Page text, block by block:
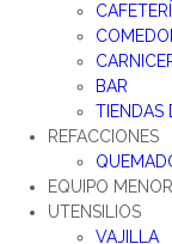
BAR
TIENDAS
REFACCIONES
EQUIPO MENOR
UTENSILIOS
VAJILLA